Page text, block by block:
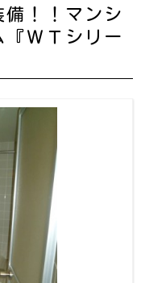
！！マンシ
ＷＴシリー